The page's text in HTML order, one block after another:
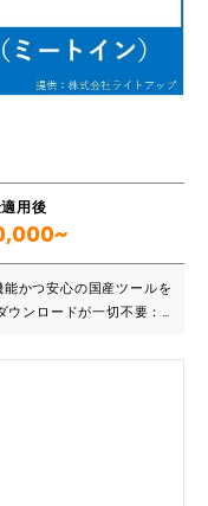
す。何でもご相談下さ
ト致します。 現在、
させて頂いております。
、私自身が小規模事業者
成やLINE公式アカウント
境を整えることができる
きること、サロン運営
ターVサロン運営におけ
媛県内にあり、日頃から
て何でもお聞き頂けれ
用後
かつ安心の国産ツールを
能：資料や画面の共有は